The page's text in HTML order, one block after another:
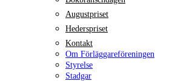
Augustpriset
Hederspriset
Kontakt
Om Förläggareföreningen
Styrelse
Stadgar